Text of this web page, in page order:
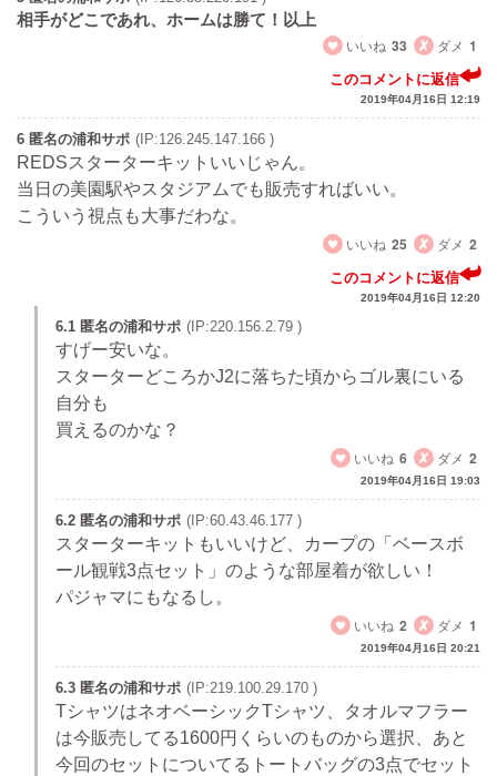
相手がどこであれ、ホームは勝て！以上
いいね 33 ダメ 1
このコメントに返信
2019年04月16日 12:19
6 匿名の浦和サポ (IP:126.245.147.166 )
REDSスターターキットいいじゃん。
当日の美園駅やスタジアムでも販売すればいい。
こういう視点も大事だわな。
いいね 25 ダメ 2
このコメントに返信
2019年04月16日 12:20
6.1 匿名の浦和サポ (IP:220.156.2.79 )
すげー安いな。
スターターどころかJ2に落ちた頃からゴル裏にいる
自分も
買えるのかな？
いいね 6 ダメ 2
2019年04月16日 19:03
6.2 匿名の浦和サポ (IP:60.43.46.177 )
スターターキットもいいけど、カープの「ベースボ
ール観戦3点セット」のような部屋着が欲しい！
パジャマにもなるし。
いいね 2 ダメ 1
2019年04月16日 20:21
6.3 匿名の浦和サポ (IP:219.100.29.170 )
TシャツはネオベーシックTシャツ、タオルマフラー
は今販売してる1600円くらいのものから選択、あと
今回のセットについてるトートバッグの3点でセット